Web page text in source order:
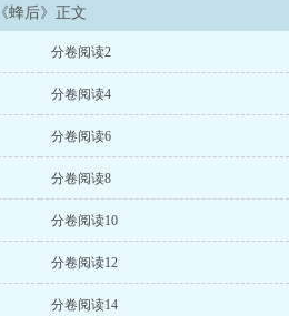
《蜂后》正文
分卷阅读2
分卷阅读4
分卷阅读6
分卷阅读8
分卷阅读10
分卷阅读12
分卷阅读14